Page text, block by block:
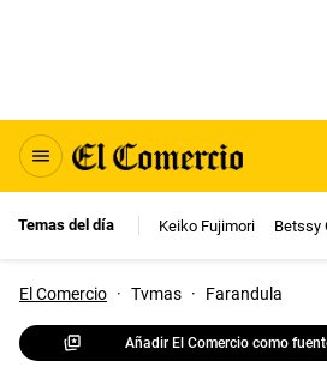
Temas del día Keiko Fujimori Betssy
El Comercio · Tvmas · Farandula
Añadir El Comercio como